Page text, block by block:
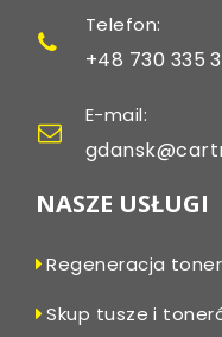
Telefon:
+48 730 335
E-mail:
NASZE USŁUGI
Regeneracja
Skup tusze i